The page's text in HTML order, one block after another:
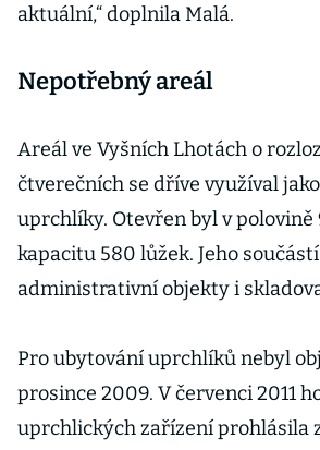
aktuální,“ doplnila Malá.
Nepotřebný areál
Areál ve Vyšních Lhotách o
čtverečních se dříve využíval
uprchlíky. Otevřen byl v polovině
kapacitu 580 lůžek. Jeho
administrativní objekty i
Pro ubytování uprchlíků nebyl
prosince 2009. V červenci 2011
uprchlických zařízení prohlásila